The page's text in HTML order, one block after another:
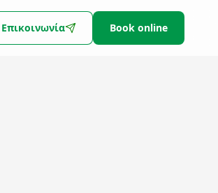
Επικοινωνία Book online